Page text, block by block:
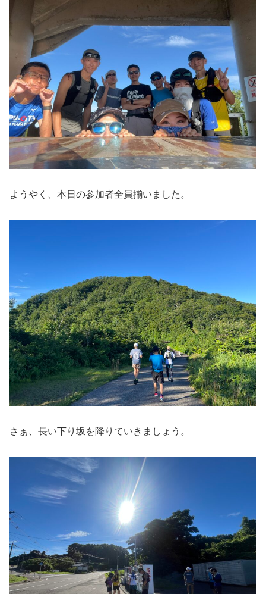
ようやく、本日の参加者全員揃いました。
さぁ、長い下り坂を降りていきましょう。